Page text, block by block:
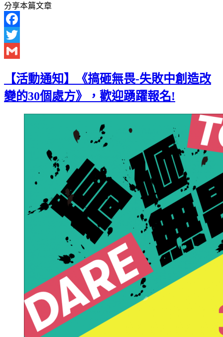
分享本篇文章
Facebook
Twitter
【活動通知】《搞砸無畏-失敗中創造改
變的30個處方》，歡迎踴躍報名!